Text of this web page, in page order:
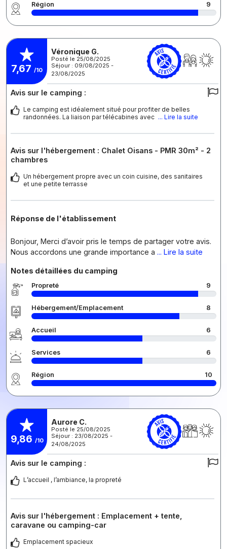
Région 9
7,67 /10
Véronique G.
Posté le 25/08/2025
Séjour : 09/08/2025 -
23/08/2025
Avis sur le camping :
Le camping est idéalement situé pour profiter de belles
randonnées. La liaison par télécabines avec ... Lire la suite
Avis sur l'hébergement : Chalet Oisans - PMR 30m² - 2
chambres
Un hébergement propre avec un coin cuisine, des sanitaires
et une petite terrasse
Réponse de l'établissement
Bonjour, Merci d’avoir pris le temps de partager votre avis.
Nous accordons une grande importance a ... Lire la suite
Notes détaillées du camping
Propreté 9
Hébergement/Emplacement 8
Accueil 6
Services 6
Région 10
9,86 /10
Aurore C.
Posté le 25/08/2025
Séjour : 23/08/2025 -
24/08/2025
Avis sur le camping :
L’accueil , l’ambiance, la propreté
Avis sur l'hébergement : Emplacement + tente,
caravane ou camping-car
Emplacement spacieux